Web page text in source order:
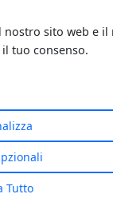
sito web e il
tuo consenso.
Tutto
che